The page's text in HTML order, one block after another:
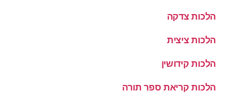
הלכות צדקה
הלכות ציצית
הלכות קידושין
הלכות קריאת ספר תורה